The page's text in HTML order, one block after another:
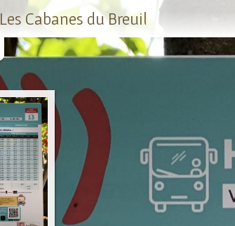
Les Cabanes du Breuil